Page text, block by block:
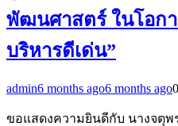
พัฒนศาสตร์ ในโอก
บริหารดีเด่น”
admin6 months ago6 months ago0
ขอแสดงความยินดีกับ นางจตุพ